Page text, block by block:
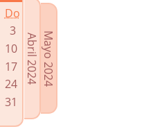
Do
3
10
17
24
31
Mayo 2024
Abril 2024